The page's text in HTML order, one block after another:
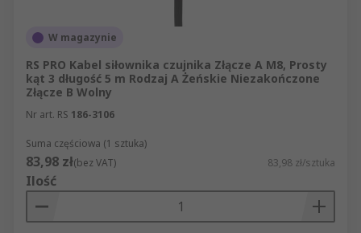
W magazynie
RS PRO Kabel siłownika czujnika Złącze A M8, Prosty
kąt 3 długość 5 m Rodzaj A Żeńskie Niezakończone
Złącze B Wolny
Nr art. RS 186-3106
Suma częściowa (1 sztuka)
83,98 zł(bez VAT) 83,98 zł/sztuka
Ilość